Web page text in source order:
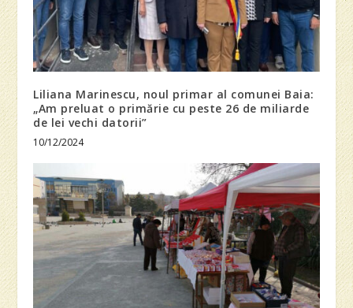
Liliana Marinescu, noul primar al comunei Baia:
„Am preluat o primărie cu peste 26 de miliarde
de lei vechi datorii”
10/12/2024